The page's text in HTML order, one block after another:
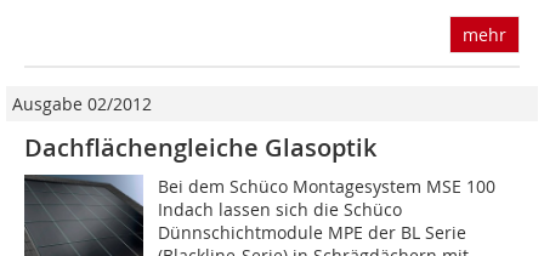
mehr
Ausgabe 02/2012
Dachflächengleiche Glasoptik
Bei dem Schüco Montagesystem MSE 100
Indach lassen sich die Schüco
Dünnschichtmodule MPE der BL Serie